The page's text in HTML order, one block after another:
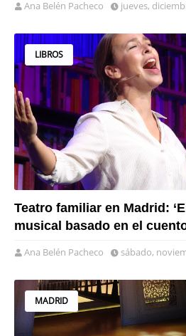
Ana Belén Pacheco jueves,
LIBROS
Teatro familiar en Madrid:
musical basado en el
Ana Belén Pacheco sábado,
MADRID